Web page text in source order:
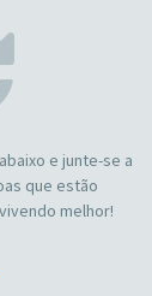
e junte-se a
que estão
melhor!